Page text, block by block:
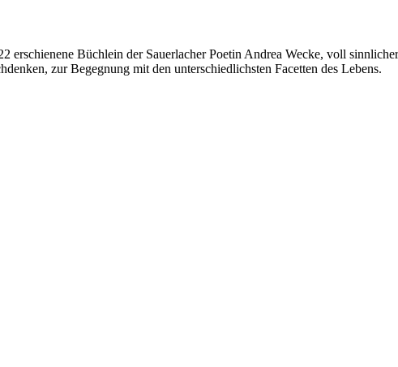
erschienene Büchlein der Sauerlacher Poetin Andrea Wecke, voll
zur Begegnung mit den unterschiedlichsten Facetten des Lebens.